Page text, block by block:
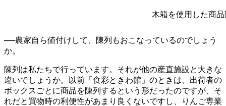
木箱を使用した商
──農家自ら値付けして、陳列もおこなっているのでしょう
か。
陳列は私たちで行っています。それが他の産直施設と大きな
違いでしょうか。以前「食彩ときわ館」のときは、出荷者の
ボックスごとに商品を陳列するという形だったのですが、そ
れだと買物時の利便性があまり良くないですし、りんご専業